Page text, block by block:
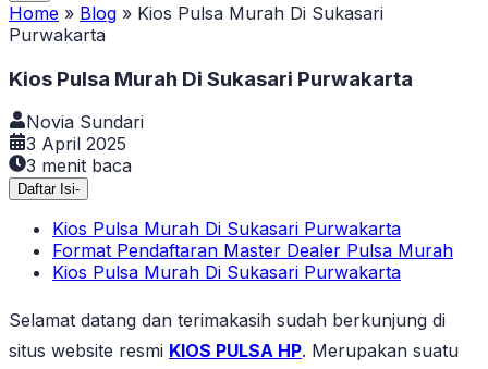
Home » Blog » Kios Pulsa Murah Di Sukasari
Purwakarta
Kios Pulsa Murah Di Sukasari Purwakarta
Novia Sundari
3 April 2025
3 menit baca
Daftar Isi-
Kios Pulsa Murah Di Sukasari Purwakarta
Format Pendaftaran Master Dealer Pulsa Murah
Kios Pulsa Murah Di Sukasari Purwakarta
Selamat datang dan terimakasih sudah berkunjung di
situs website resmi KIOS PULSA HP. Merupakan suatu